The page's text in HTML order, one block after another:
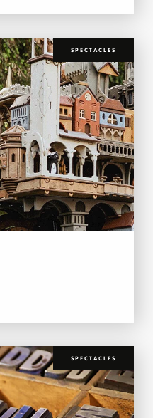
SPECTACLES
SPECTACLES